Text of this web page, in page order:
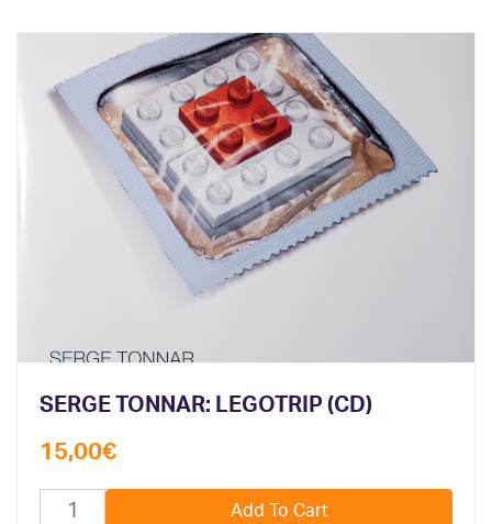
SERGE TONNAR: LEGOTRIP (CD)
15,00€